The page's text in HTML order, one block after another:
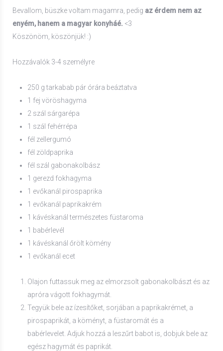
Bevallom, büszke voltam magamra, pedig az érdem nem az
enyém, hanem a magyar konyháé. <3
Köszönöm, köszönjük! :)
Hozzávalók 3-4 személyre
250 g tarkabab pár órára beáztatva
1 fej vöröshagyma
2 szál sárgarépa
1 szál fehérrépa
fél zellergumó
fél zöldpaprika
fél szál gabonakolbász
1 gerezd fokhagyma
1 evőkanál pirospaprika
1 evőkanál paprikakrém
1 kávéskanál természetes füstaroma
1 babérlevél
1 kávéskanál őrölt kömény
1 evőkanál ecet
Olajon futtassuk meg az elmorzsolt gabonakolbászt és az
apróra vágott fokhagymát.
Tegyük bele az ízesítőket, sorjában a paprikakrémet, a
pirospaprikát, a köményt, a füstaromát és a
babérlevelet. Adjuk hozzá a leszűrt babot is, dobjuk bele az
egész hagymát és paprikát.